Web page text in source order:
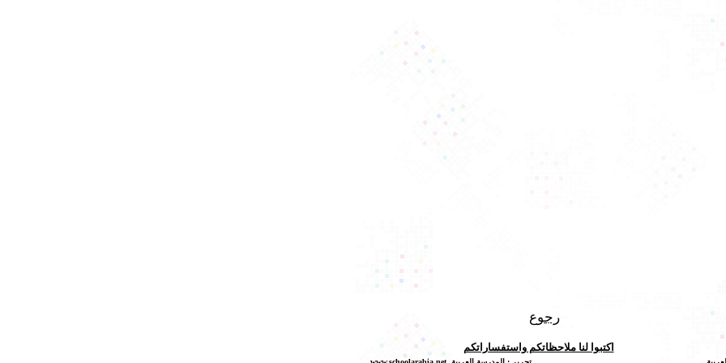
رجوع
اكتبوا لنا ملاحظاتكم واستفساراتكم